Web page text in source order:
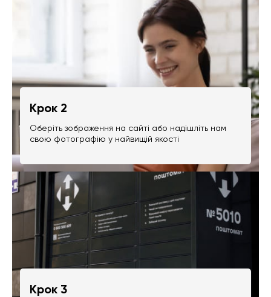
Крок 2
Оберіть зображення на сайті або надішліть нам
свою фотографію у найвищій якості
Крок 3